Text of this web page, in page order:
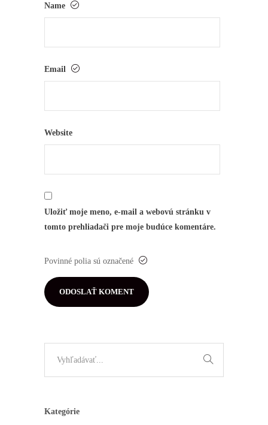
Name
Email
Website
Uložiť moje meno, e-mail a webovú stránku v
tomto prehliadači pre moje budúce komentáre.
Povinné polia sú označené
Kategórie